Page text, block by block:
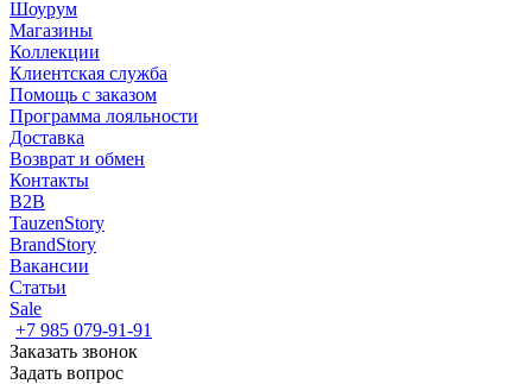
Шоурум
Магазины
Коллекции
Клиентская служба
Помощь с заказом
Программа лояльности
Доставка
Возврат и обмен
Контакты
B2B
TauzenStory
BrandStory
Вакансии
Статьи
Sale
+7 985 079-91-91
Заказать звонок
Задать вопрос